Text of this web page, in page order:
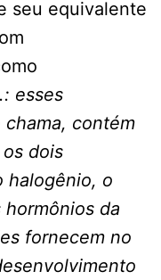
seu equivalente
esses
chama, contém
dois
halogênio, o
hormônios da
fornecem no